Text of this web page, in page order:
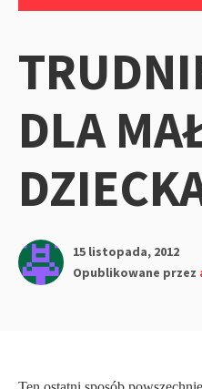
DLA
15 listopada, 2012
Opublikowane przez